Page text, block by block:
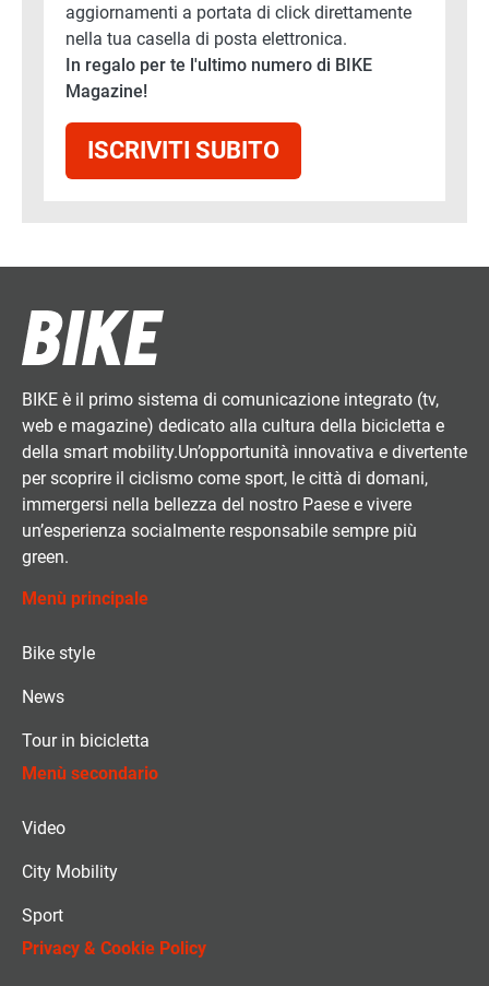
aggiornamenti a portata di click direttamente
nella tua casella di posta elettronica.
In regalo per te l'ultimo numero di BIKE
Magazine!
ISCRIVITI SUBITO
BIKE è il primo sistema di comunicazione integrato (tv,
web e magazine) dedicato alla cultura della bicicletta e
della smart mobility.Un’opportunità innovativa e divertente
per scoprire il ciclismo come sport, le città di domani,
immergersi nella bellezza del nostro Paese e vivere
un’esperienza socialmente responsabile sempre più
green.
Menù principale
Bike style
News
Tour in bicicletta
Menù secondario
Video
City Mobility
Sport
Privacy & Cookie Policy